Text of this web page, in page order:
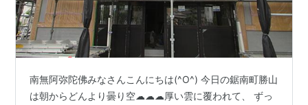
南無阿弥陀佛みなさんこんにちは(^O^) 今日の鋸南町勝山
は朝からどんより曇り空☁☁☁厚い雲に覆われて、 ずっ